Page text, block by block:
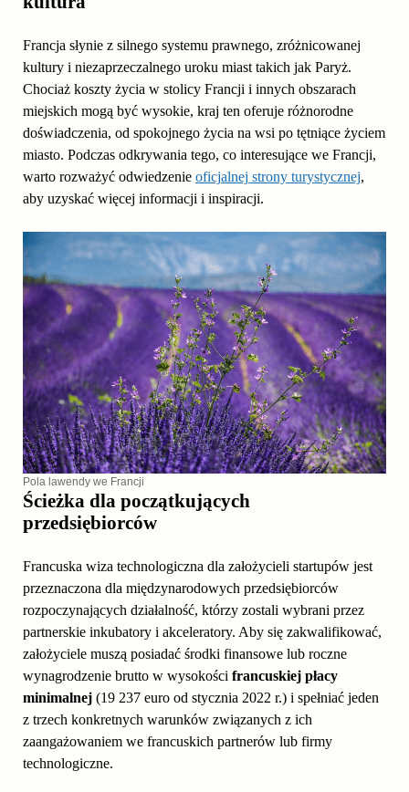
Francja słynie z silnego systemu prawnego, zróżnicowanej
kultury i niezaprzeczalnego uroku miast takich jak Paryż.
Chociaż koszty życia w stolicy Francji i innych obszarach
miejskich mogą być wysokie, kraj ten oferuje różnorodne
doświadczenia, od spokojnego życia na wsi po tętniące życiem
miasto. Podczas odkrywania tego, co interesujące we Francji,
warto rozważyć odwiedzenie oficjalnej strony turystycznej,
aby uzyskać więcej informacji i inspiracji.
Pola lawendy we Francji
Ścieżka dla początkujących
przedsiębiorców
Francuska wiza technologiczna dla założycieli startupów jest
przeznaczona dla międzynarodowych przedsiębiorców
rozpoczynających działalność, którzy zostali wybrani przez
partnerskie inkubatory i akceleratory. Aby się zakwalifikować,
założyciele muszą posiadać środki finansowe lub roczne
wynagrodzenie brutto w wysokościfrancuskiej płacy
minimalnej(19 237 euro od stycznia 2022 r.) i spełniać jeden
z trzech konkretnych warunków związanych z ich
zaangażowaniem we francuskich partnerów lub firmy
technologiczne.